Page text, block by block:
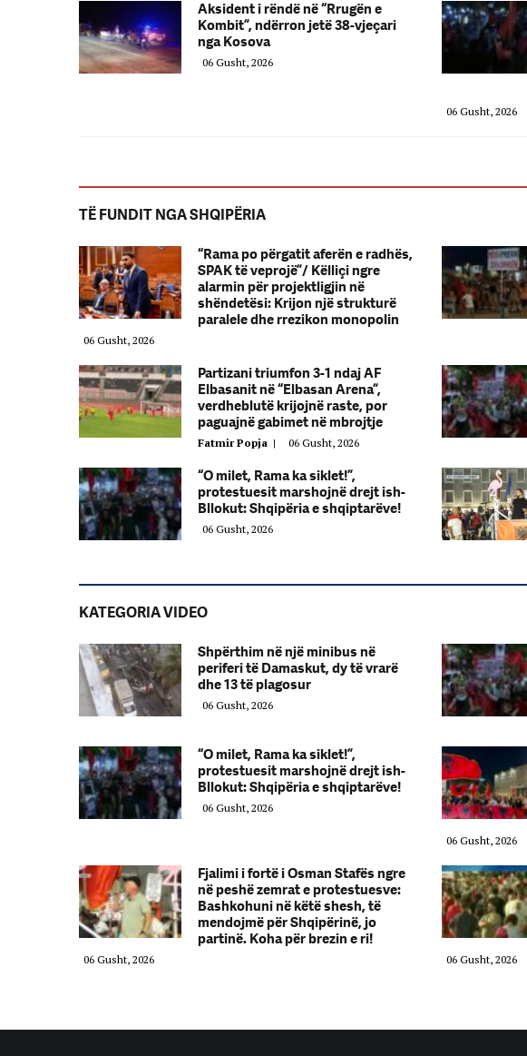
Aksident i rëndë në “Rrugën e
Kombit”, ndërron jetë 38-vjeçari
nga Kosova
06 Gusht, 2026
06 Gusht, 2026
TË FUNDIT NGA SHQIPËRIA
“Rama po përgatit aferën e radhës,
SPAK të veprojë”/ Këlliçi ngre
alarmin për projektligjin në
shëndetësi: Krijon një strukturë
paralele dhe rrezikon monopolin
06 Gusht, 2026
Partizani triumfon 3-1 ndaj AF
Elbasanit në “Elbasan Arena”,
verdheblutë krijojnë raste, por
paguajnë gabimet në mbrojtje
Fatmir Popja | 06 Gusht, 2026
“O milet, Rama ka siklet!”,
protestuesit marshojnë drejt ish-
Bllokut: Shqipëria e shqiptarëve!
06 Gusht, 2026
KATEGORIA VIDEO
Shpërthim në një minibus në
periferi të Damaskut, dy të vrarë
dhe 13 të plagosur
06 Gusht, 2026
“O milet, Rama ka siklet!”,
protestuesit marshojnë drejt ish-
Bllokut: Shqipëria e shqiptarëve!
06 Gusht, 2026
06 Gusht, 2026
Fjalimi i fortë i Osman Stafës ngre
në peshë zemrat e protestuesve:
Bashkohuni në këtë shesh, të
mendojmë për Shqipërinë, jo
partinë. Koha për brezin e ri!
06 Gusht, 2026 06 Gusht, 2026